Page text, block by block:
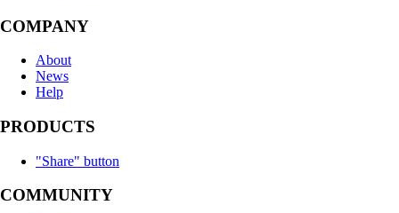
COMPANY
About
News
Help
PRODUCTS
"Share" button
COMMUNITY